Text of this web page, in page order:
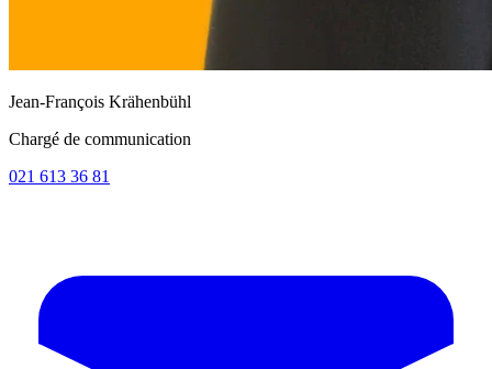
Jean-François Krähenbühl
Chargé de communication
021 613 36 81